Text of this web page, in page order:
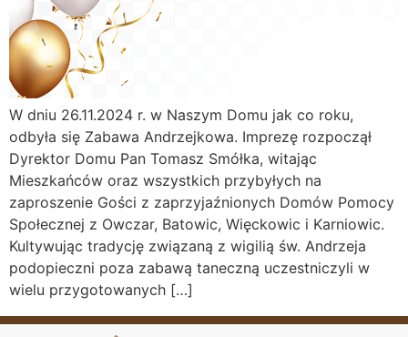
W dniu 26.11.2024 r. w Naszym Domu jak co roku,
odbyła się Zabawa Andrzejkowa. Imprezę rozpoczął
Dyrektor Domu Pan Tomasz Smółka, witając
Mieszkańców oraz wszystkich przybyłych na
zaproszenie Gości z zaprzyjaźnionych Domów Pomocy
Społecznej z Owczar, Batowic, Więckowic i Karniowic.
Kultywując tradycję związaną z wigilią św. Andrzeja
podopieczni poza zabawą taneczną uczestniczyli w
wielu przygotowanych […]